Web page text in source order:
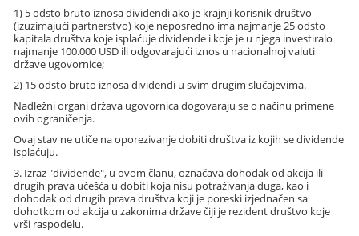
1) 5 odsto bruto iznosa dividendi ako je krajnji korisnik društvo
(izuzimajući partnerstvo) koje neposredno ima najmanje 25 odsto
kapitala društva koje isplaćuje dividende i koje je u njega investiralo
najmanje 100.000 USD ili odgovarajući iznos u nacionalnoj valuti
države ugovornice;
2) 15 odsto bruto iznosa dividendi u svim drugim slučajevima.
Nadležni organi država ugovornica dogovaraju se o načinu primene
ovih ograničenja.
Ovaj stav ne utiče na oporezivanje dobiti društva iz kojih se dividende
isplaćuju.
3. Izraz "dividende", u ovom članu, označava dohodak od akcija ili
drugih prava učešća u dobiti koja nisu potraživanja duga, kao i
dohodak od drugih prava društva koji je poreski izjednačen sa
dohotkom od akcija u zakonima države čiji je rezident društvo koje
vrši raspodelu.